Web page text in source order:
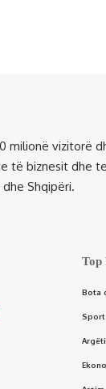
milionë vizitorë
të biznesit dhe
Shqipëri.
Top
Bota
Sport